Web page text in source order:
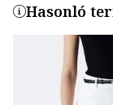
Hasonló